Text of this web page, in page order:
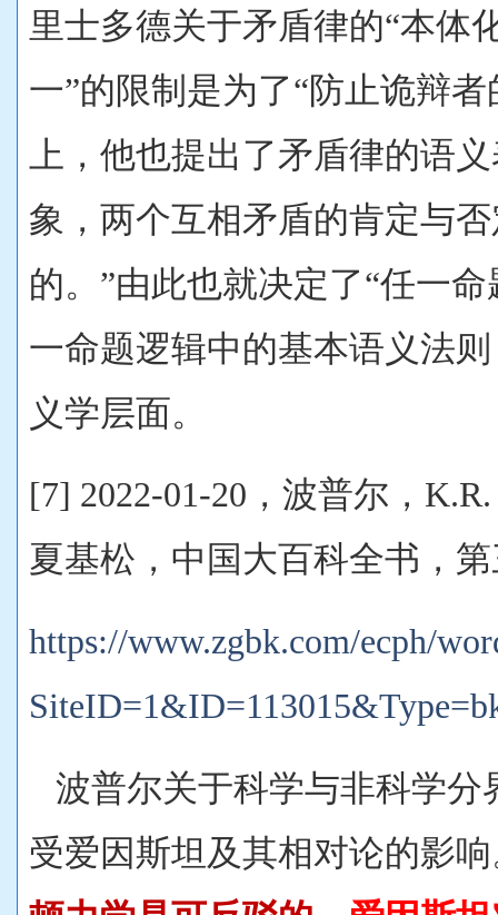
里士多德关于矛盾律的“本体
一”的限制是为了“防止诡辩
上，他也提出了矛盾律的语
象，两个互相矛盾的肯定与
的。”由此也就决定了“任一
一命题逻辑中的基本语义法
义学层面。
[7] 2022-01-20，波普尔，
夏基松，中国大百科全书，
https://www.zgbk.com/ecph/
波普尔关于科学与非科学
受爱因斯坦及其相对论的影